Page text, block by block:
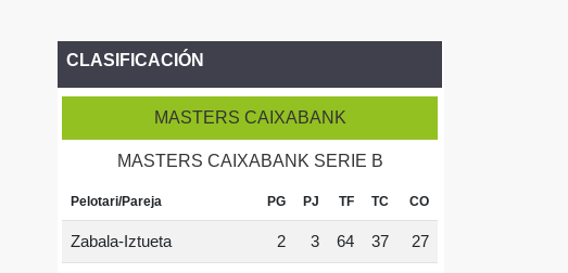
CLASIFICACIÓN
MASTERS CAIXABANK
MASTERS CAIXABANK SERIE B
Pelotari/Pareja PG PJ TF TC CO
Zabala-Iztueta 2 3 64 37 27